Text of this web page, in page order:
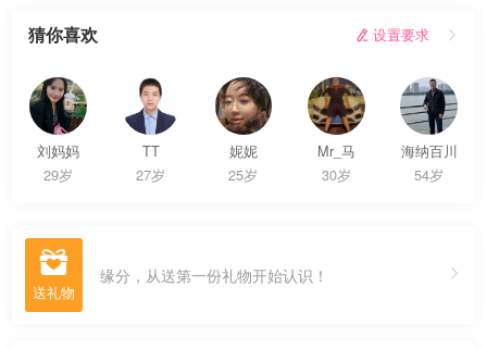
猜你喜欢  设置要求 
刘妈妈
29岁
TT
27岁
妮妮
25岁
Mr_马
30岁
海纳百川
54岁
 缘分，从送第一份礼物开始认识！